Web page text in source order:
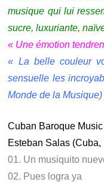
musique qui lui
sucre, luxuriante,
« Une émotion
« La belle couleur
sensuelle les
Monde de la Musique)
Cuban Baroque
Esteban Salas (Cuba,
01. Un musiquito
02. Pues logra ya